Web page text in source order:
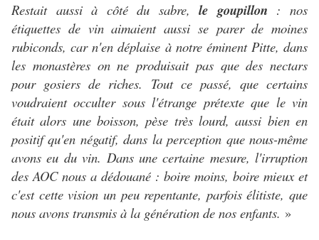
Restait aussi à côté du sabre,le goupillon : nos
étiquettes de vin aimaient aussi se parer de moines
rubiconds, car n'en déplaise à notre éminent Pitte, dans
les monastères on ne produisait pas que des nectars
pour gosiers de riches. Tout ce passé, que certains
voudraient occulter sous l'étrange prétexte que le vin
était alors une boisson, pèse très lourd, aussi bien en
positif qu'en négatif, dans la perception que nous-même
avons eu du vin. Dans une certaine mesure, l'irruption
des AOC nous a dédouané : boire moins, boire mieux et
c'est cette vision un peu repentante, parfois élitiste, que
nous avons transmis à la génération de nos enfants. »